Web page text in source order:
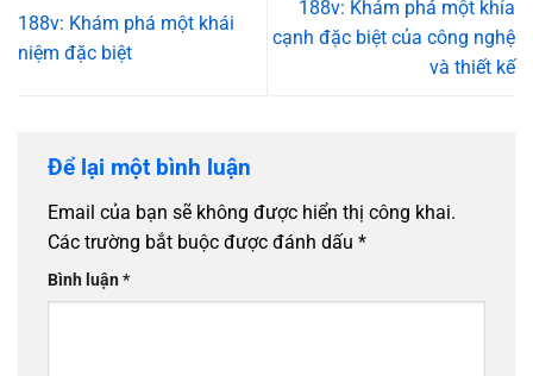
188v: Khám phá một khái
niệm đặc biệt
188v: Khám phá một khía
cạnh đặc biệt của công nghệ
và thiết kế
Để lại một bình luận
Email của bạn sẽ không được hiển thị công khai.
Các trường bắt buộc được đánh dấu *
Bình luận*